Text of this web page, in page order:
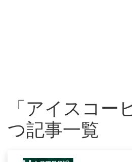
「アイスコー
つ記事一覧